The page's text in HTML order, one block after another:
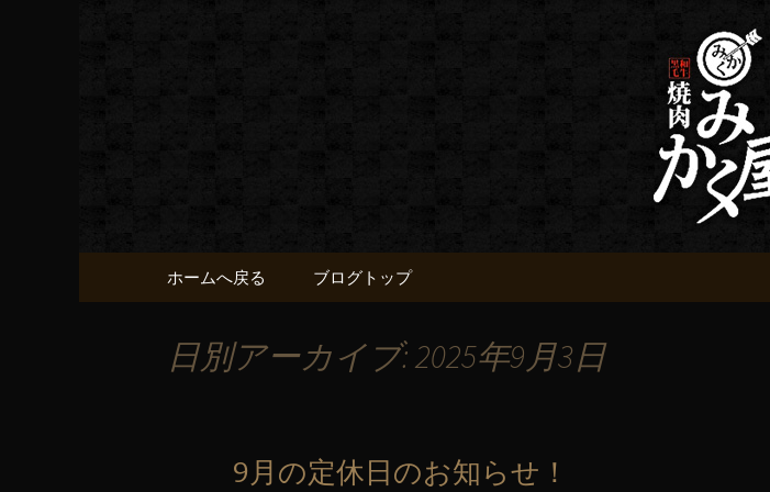
黒毛和牛 みかく屋
コンテンツへ移動
ホームへ戻る ブログトップ
日別アーカイブ: 2025年9月3日
9月の定休日のお知らせ！